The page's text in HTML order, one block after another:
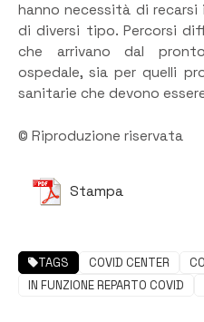
hanno necessità di
di diversi tipo. Percorsi
che arrivano dal
ospedale, sia per quelli
sanitarie che devono
© Riproduzione riservata
Stampa
TAGS COVID CENTER
IN FUNZIONE REPARTO COVID